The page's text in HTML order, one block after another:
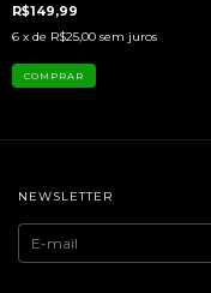
R$149,99
6 x de R$25,00 sem juros
NEWSLETTER